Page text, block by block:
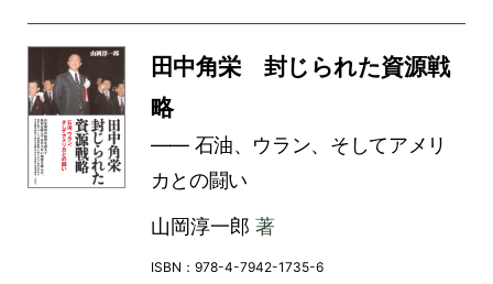
田中角栄 封じられた資源戦
略
―― 石油、ウラン、そしてアメリ
カとの闘い
山岡淳一郎 著
ISBN：978-4-7942-1735-6